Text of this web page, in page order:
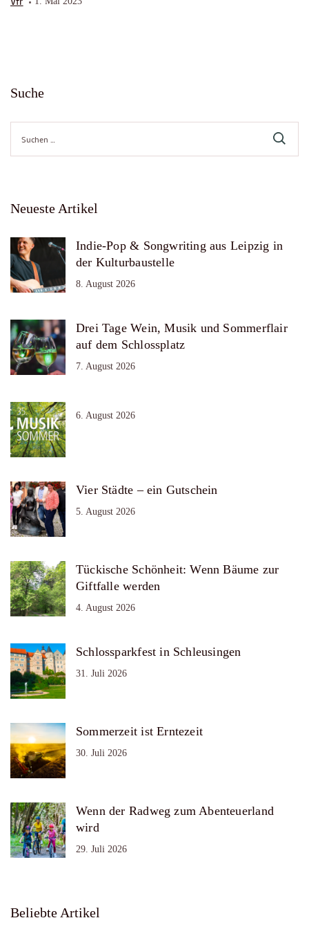
Suche
nach:
Neueste Artikel
Indie-Pop & Songwriting aus Leipzig in
der Kulturbaustelle
8. August 2026
Drei Tage Wein, Musik und Sommerflair
auf dem Schlossplatz
7. August 2026
6. August 2026
Vier Städte – ein Gutschein
5. August 2026
Tückische Schönheit: Wenn Bäume zur
Giftfalle werden
4. August 2026
Schlossparkfest in Schleusingen
31. Juli 2026
Sommerzeit ist Erntezeit
30. Juli 2026
Wenn der Radweg zum Abenteuerland
wird
29. Juli 2026
Beliebte Artikel